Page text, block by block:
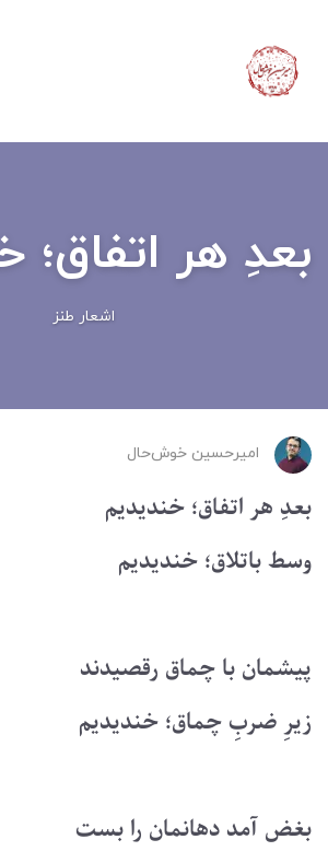
بعدِ هر اتفاق؛
اشعار طنز
امیرحسین ‌خوش‌حال
بعدِ هر اتفاق؛ خندیدیم
وسط باتلاق؛ خندیدیم
پیشمان با چماق رقصیدند
زیرِ ضربِ چماق؛ خندیدیم
بغض آمد دهانمان را بست